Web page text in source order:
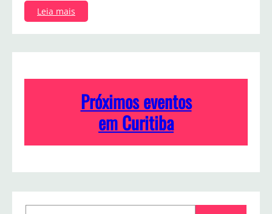
Leia mais
P
u
s
n
Próximos eventos
em Curitiba